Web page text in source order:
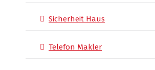
Sicherheit Haus
Telefon Makler